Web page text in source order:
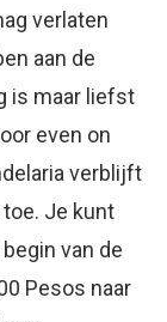
verlaten
aan de
is maar liefst
even on
verblijft
Je kunt
van de
Pesos naar